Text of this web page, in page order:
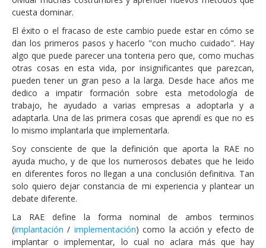
cuesta dominar.
El éxito o el fracaso de este cambio puede estar en cómo se
dan los primeros pasos y hacerlo "con mucho cuidado". Hay
algo que puede parecer una tonteria pero que, como muchas
otras cosas en esta vida, por insignificantes que parezcan,
pueden tener un gran peso a la larga. Desde hace años me
dedico a impatir formación sobre esta metodología de
trabajo, he ayudado a varias empresas a adoptarla y a
adaptarla. Una de las primera cosas que aprendí es que no es
lo mismo implantarla que implementarla.
Soy consciente de que la definición que aporta la RAE no
ayuda mucho, y de que los numerosos debates que he leido
en diferentes foros no llegan a una conclusión definitiva. Tan
solo quiero dejar constancia de mi experiencia y plantear un
debate diferente.
La RAE define la forma nominal de ambos terminos
(implantación / implementación) como la acción y efecto de
implantar o implementar, lo cual no aclara más que hay